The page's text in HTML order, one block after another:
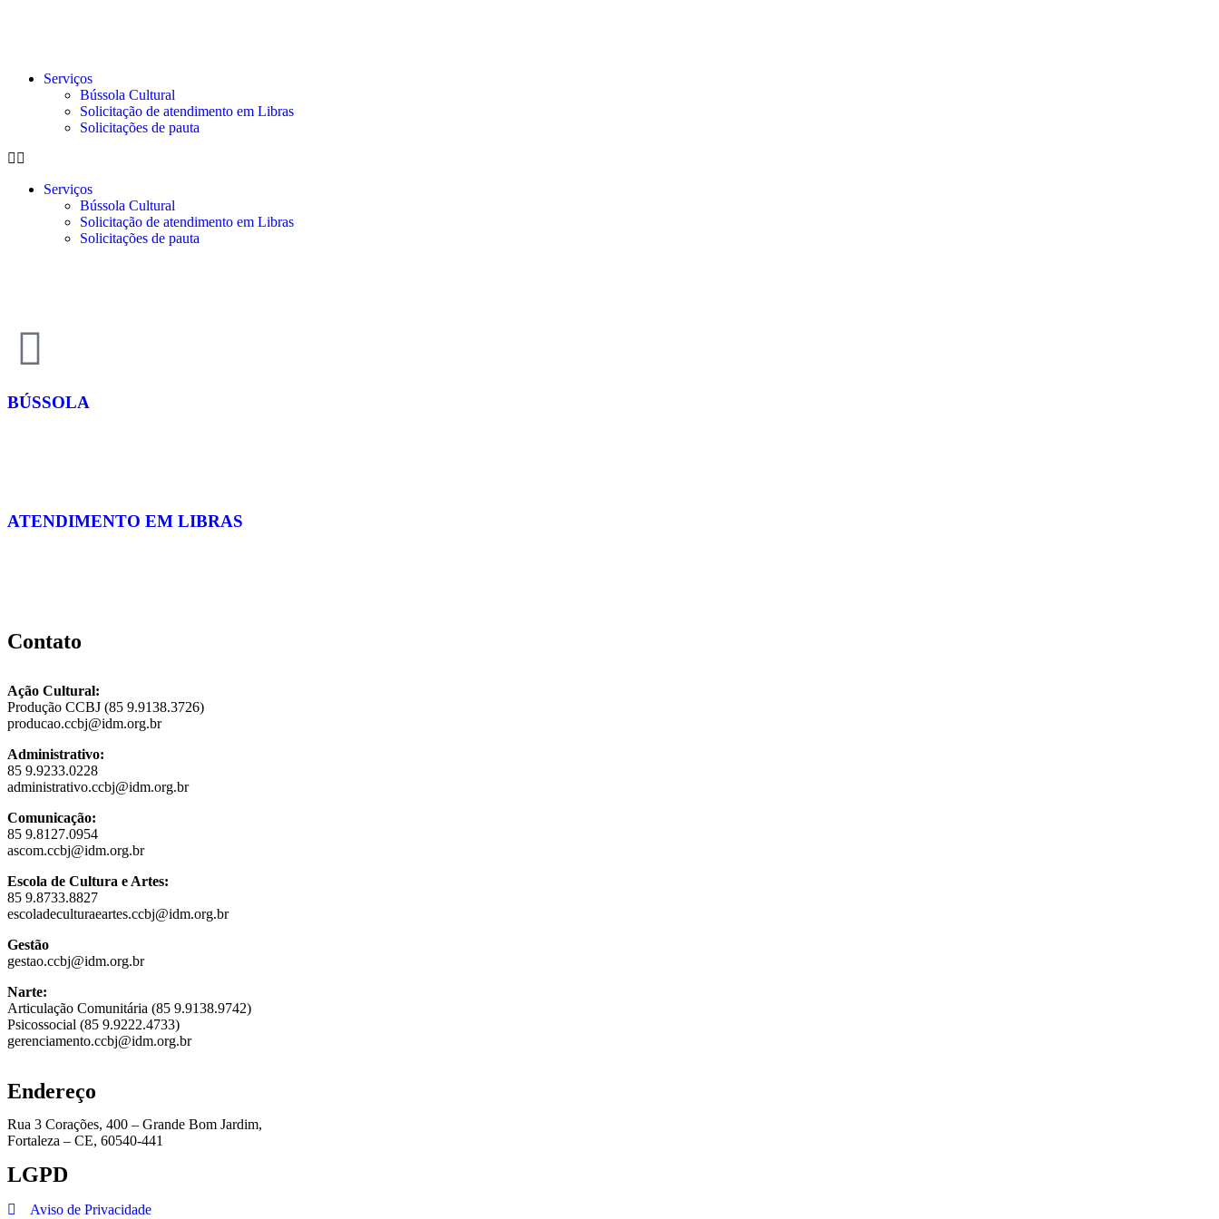
Serviços
Bússola Cultural
Solicitação de atendimento em Libras
Solicitações de pauta
Serviços
Bússola Cultural
Solicitação de atendimento em Libras
Solicitações de pauta
BÚSSOLA
ATENDIMENTO EM LIBRAS
Contato
Ação Cultural:
Produção CCBJ (85 9.9138.3726)
producao.ccbj@idm.org.br
Administrativo:
85 9.9233.0228
administrativo.ccbj@idm.org.br
Comunicação:
85 9.8127.0954
ascom.ccbj@idm.org.br
Escola de Cultura e Artes:
85 9.8733.8827
escoladeculturaeartes.ccbj@idm.org.br
Gestão
gestao.ccbj@idm.org.br
Narte:
Articulação Comunitária (85 9.9138.9742)
Psicossocial (85 9.9222.4733)
gerenciamento.ccbj@idm.org.br
Endereço
Rua 3 Corações, 400 – Grande Bom Jardim,
Fortaleza – CE, 60540-441
LGPD
Aviso de Privacidade